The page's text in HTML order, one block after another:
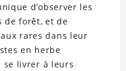
d’observer les
de forêt, et de
rares dans leur
en herbe
se livrer à leurs